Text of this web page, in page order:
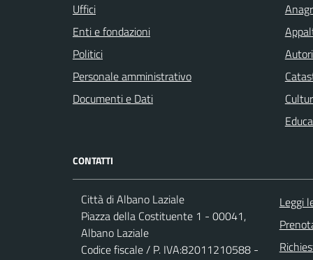
Uffici
Enti e fondazioni
Politici
Personale amministrativo
Documenti e Dati
CONTATTI
Città di Albano Laziale
Piazza della Costituente 1 - 00041,
Albano Laziale
Codice fiscale / P. IVA:82011210588 -
Leggi